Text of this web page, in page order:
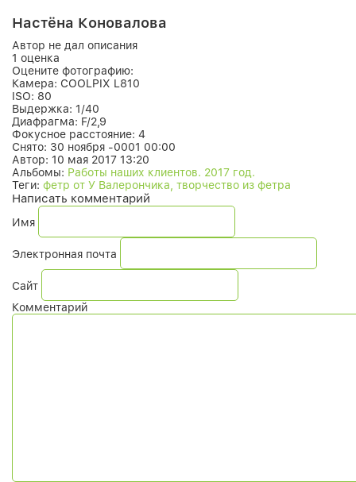
Настёна Коновалова
Автор не дал описания
1 оценка
Оцените фотографию:
Камера: COOLPIX L810
ISO: 80
Выдержка: 1/40
Диафрагма: F/2,9
Фокусное расстояние: 4
Снято: 30 ноября -0001 00:00
Автор: 10 мая 2017 13:20
Альбомы: Работы наших клиентов. 2017 год.
Теги: фетр от У Валерончика, творчество из фетра
Написать комментарий
Имя
Электронная почта
Сайт
Комментарий